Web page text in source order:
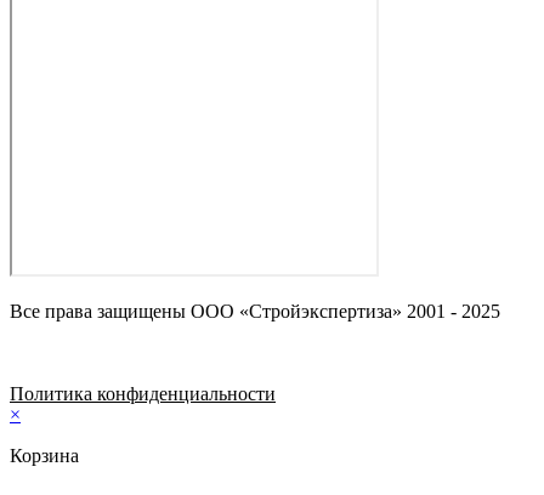
Все права защищены ООО «Стройэкспертиза» 2001 - 2025
Политика конфиденциальности
×
Корзина